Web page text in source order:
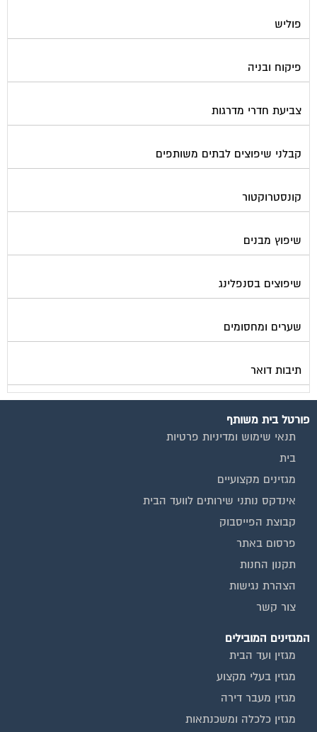
פוליש
פיקוח ובניה
צביעת חדרי מדרגות
קבלני שיפוצים לבתים משותפים
קונסטרוקטור
שיפוץ מבנים
שיפוצים בסנפלינג
שערים ומחסומים
תיבות דואר
פורטל בית משותף
תנאי שימוש ומדיניות פרטיות
בית
מגזינים מקצועיים
אינדקס נותני שירותים לוועד הבית
קבוצת הפייסבוק
פרסום באתר
תקנון החנות
הצהרת נגישות
צור קשר
המגזינים המובילים
מגזין ועד הבית
מגזין בעלי מקצוע
מגזין מעבר דירה
מגזין כלכלה ומשכנתאות